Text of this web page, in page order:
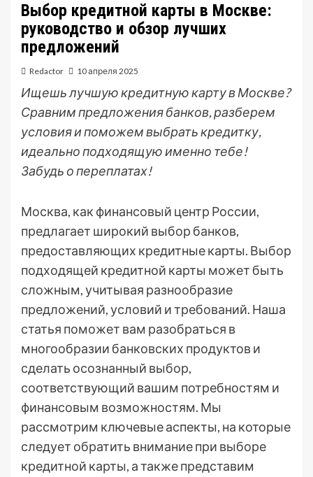
Выбор кредитной карты в Москве:
руководство и обзор лучших
предложений
Redactor 10 апреля 2025
Ищешь лучшую кредитную карту в Москве?
Сравним предложения банков, разберем
условия и поможем выбрать кредитку,
идеально подходящую именно тебе!
Забудь о переплатах!
Москва, как финансовый центр России,
предлагает широкий выбор банков,
предоставляющих кредитные карты. Выбор
подходящей кредитной карты может быть
сложным, учитывая разнообразие
предложений, условий и требований. Наша
статья поможет вам разобраться в
многообразии банковских продуктов и
сделать осознанный выбор,
соответствующий вашим потребностям и
финансовым возможностям. Мы
рассмотрим ключевые аспекты, на которые
следует обратить внимание при выборе
кредитной карты, а также представим